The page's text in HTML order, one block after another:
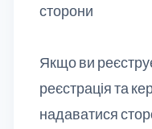
сторони
Якщо ви
реєстрація та
надаватися